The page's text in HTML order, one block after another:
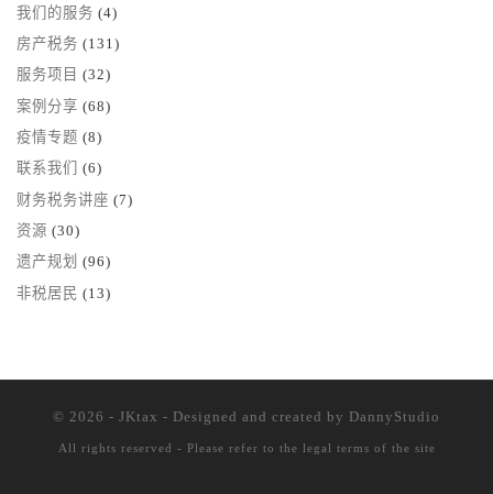
我们的服务 (4)
房产税务 (131)
服务项目 (32)
案例分享 (68)
疫情专题 (8)
联系我们
(6)
财务税务讲座 (7)
资源 (30)
遗产规划 (96)
非税居民 (13)
© 2026 - JKtax - Designed and created by DannyStudio
All rights reserved - Please refer to the legal terms of the site